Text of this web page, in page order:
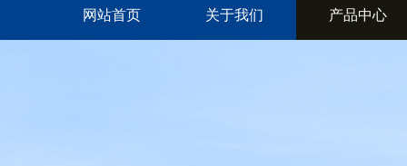
网站首页 关于我们 产品中心